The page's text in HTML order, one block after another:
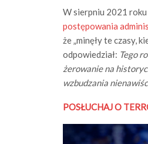
W sierpniu 2021
postępowania
że „minęły te czasy,
odpowiedział: Tego
żerowanie na
wzbudzania
POSŁUCHAJ O